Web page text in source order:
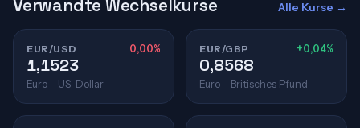
Verwandte Wechselkurse Alle Kurse →
EUR/USD 0,00%
1,1523
Euro – US-Dollar
EUR/GBP +0,04%
0,8568
Euro – Britisches Pfund